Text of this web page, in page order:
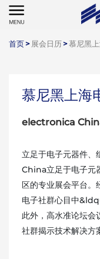
首页> 展会日历>慕尼黑
慕尼黑上海
electronica
立足于电子元器件
China立足于电子元
区的专业展会平台。
电子社群心目中
此外，高水准论坛会
社群揭示技术解决方